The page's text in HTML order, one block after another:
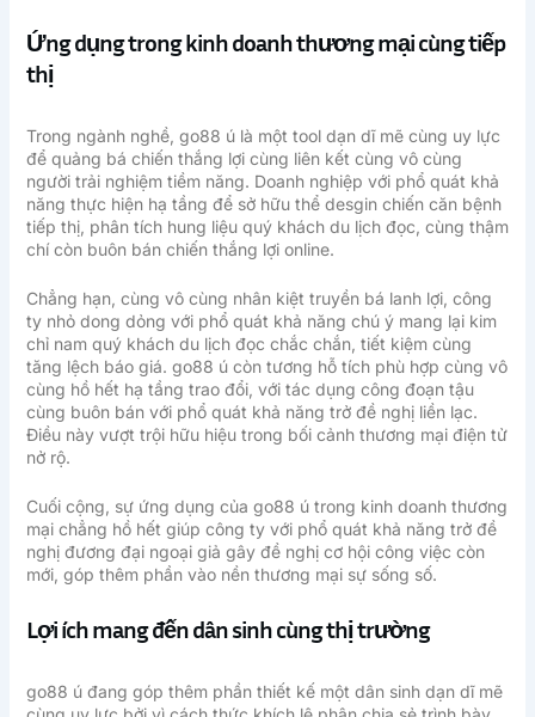
Ứng dụng trong kinh doanh thương mại cùng tiếp
thị
Trong ngành nghề, go88 ú là một tool dạn dĩ mẽ cùng uy lực
để quảng bá chiến thắng lợi cùng liên kết cùng vô cùng
người trải nghiệm tiềm năng. Doanh nghiệp với phổ quát khả
năng thực hiện hạ tầng để sở hữu thể desgin chiến căn bệnh
tiếp thị, phân tích hung liệu quý khách du lịch đọc, cùng thậm
chí còn buôn bán chiến thắng lợi online.
Chẳng hạn, cùng vô cùng nhân kiệt truyền bá lanh lợi, công
ty nhỏ dong dỏng với phổ quát khả năng chú ý mang lại kim
chỉ nam quý khách du lịch đọc chắc chắn, tiết kiệm cùng
tăng lệch báo giá. go88 ú còn tương hỗ tích phù hợp cùng vô
cùng hồ hết hạ tầng trao đổi, với tác dụng công đoạn tậu
cùng buôn bán với phổ quát khả năng trở đề nghị liền lạc.
Điều này vượt trội hữu hiệu trong bối cảnh thương mại điện tử
nở rộ.
Cuối cộng, sự ứng dụng của go88 ú trong kinh doanh thương
mại chẳng hồ hết giúp công ty với phổ quát khả năng trở đề
nghị đương đại ngoại giả gây đề nghị cơ hội công việc còn
mới, góp thêm phần vào nền thương mại sự sống số.
Lợi ích mang đến dân sinh cùng thị trường
go88 ú đang góp thêm phần thiết kế một dân sinh dạn dĩ mẽ